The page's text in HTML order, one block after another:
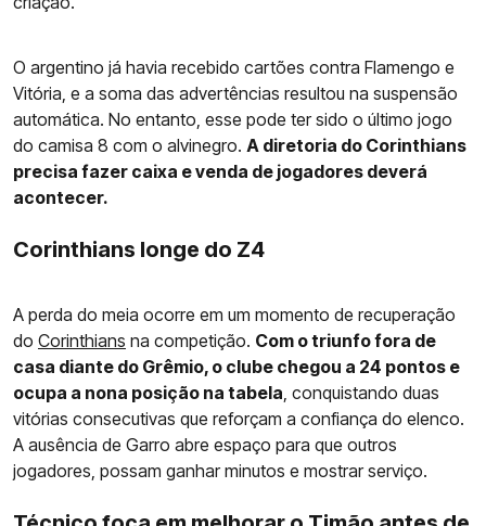
O argentino já havia recebido cartões contra Flamengo e
Vitória, e a soma das advertências resultou na suspensão
automática. No entanto, esse pode ter sido o último jogo
do camisa 8 com o alvinegro. A diretoria do Corinthians
precisa fazer caixa e venda de jogadores deverá
acontecer.
Corinthians longe do Z4
A perda do meia ocorre em um momento de recuperação
do Corinthians na competição. Com o triunfo fora de
casa diante do Grêmio, o clube chegou a 24 pontos e
ocupa a nona posição na tabela , conquistando duas
vitórias consecutivas que reforçam a confiança do elenco.
A ausência de Garro abre espaço para que outros
jogadores, possam ganhar minutos e mostrar serviço.